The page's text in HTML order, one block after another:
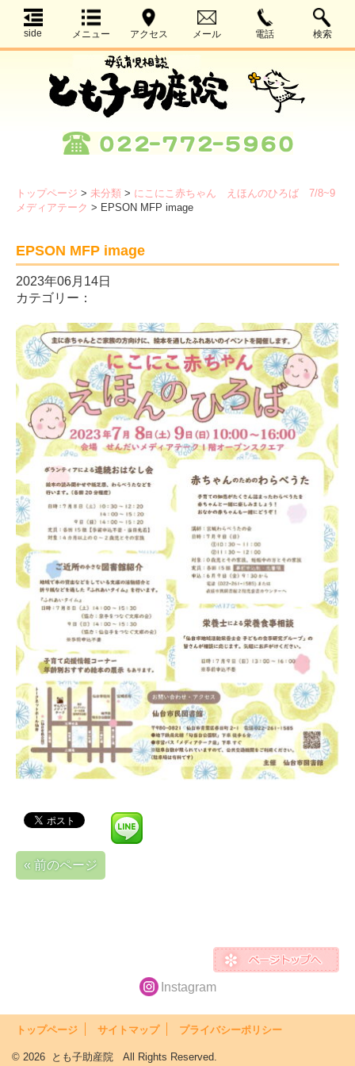
side メニュー アクセス メール 電話 検索
トップページ > 未分類 > にこにこ赤ちゃん えほんのひろば 7/8~9
メディアテーク > EPSON MFP image
EPSON MFP image
2023年06月14日
カテゴリー：
« 前のページ
Instagram
トップページ サイトマップ プライバシーポリシー
© 2026 とも子助産院 All Rights Reserved.